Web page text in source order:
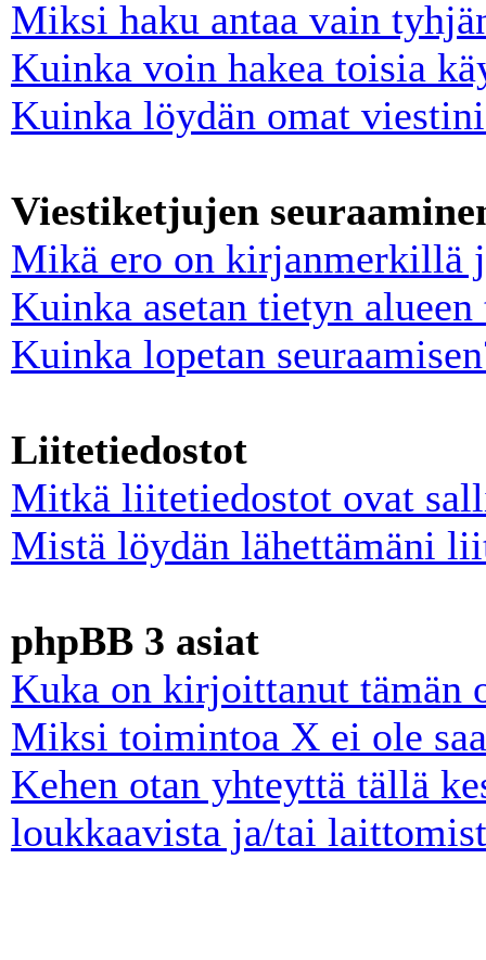
Miksi haku antaa vain
Kuinka voin hakea toisia
Kuinka löydän omat
Viestiketjujen
Mikä ero on kirjanmerkillä
Kuinka asetan tietyn
Kuinka lopetan
Liitetiedostot
Mitkä liitetiedostot ovat
Mistä löydän lähettämäni
phpBB 3 asiat
Kuka on kirjoittanut tämän
Miksi toimintoa X ei ole
Kehen otan yhteyttä tällä
loukkaavista ja/tai